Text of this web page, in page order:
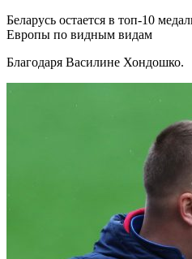
Беларусь остается в топ-10
Европы по видным видам
Благодаря Василине Хондошко.